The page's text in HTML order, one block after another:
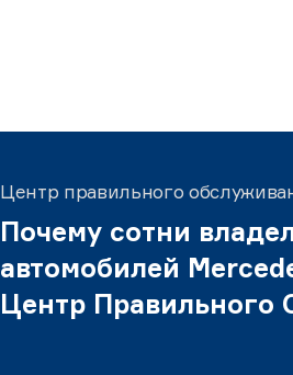
Центр правильного
Почему сотни
автомобилей
Центр Правильного